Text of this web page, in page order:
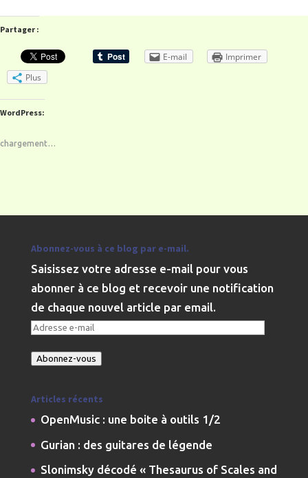
Partager :
E-mail
Imprimer
Plus
WordPress:
chargement…
Abonnez-vous à ce blog par e-mail.
Saisissez votre adresse e-mail pour vous
abonner à ce blog et recevoir une notification
de chaque nouvel article par email.
Adresse
mail
Abonnez-vous
Articles récents
OpenMusic : une boite à outils 1/2
Gurian : des guitares de légende
Slonimsky décodé « Thesaurus of Scales and